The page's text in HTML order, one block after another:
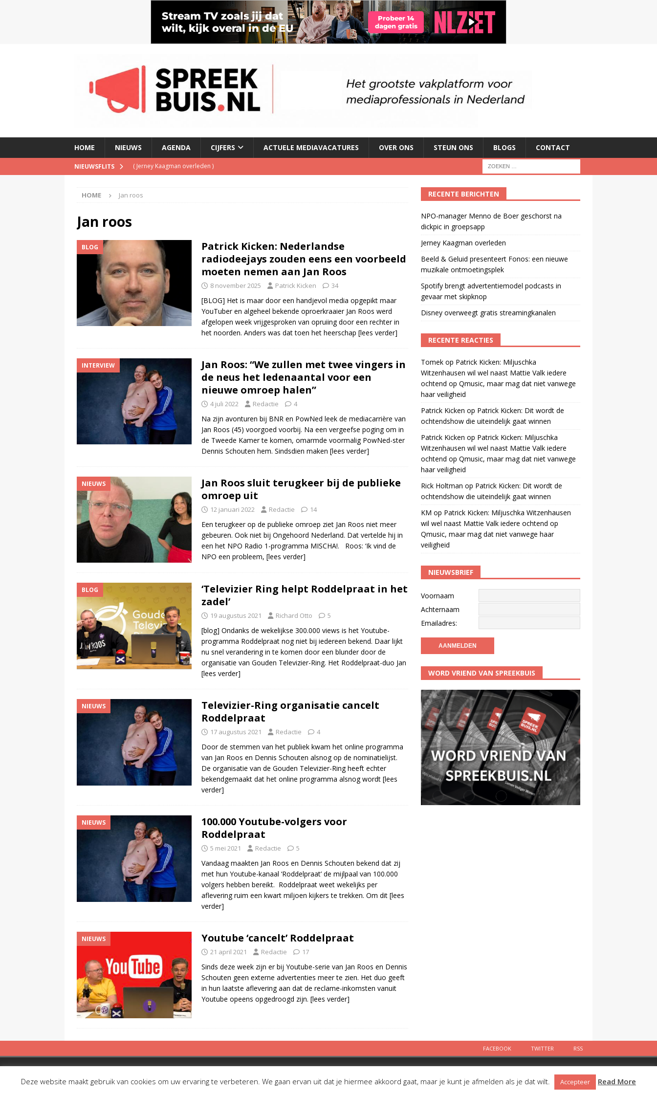
HOME NIEUWS AGENDA CIJFERS ACTUELE MEDIAVACATURES OVER ONS STEUN ONS BLOGS CONTACT
NIEUWSFLITS ( Jerney Kaagman overleden )
(Spotify brengt advertentiemodel podcasts in gevaar met skipknop
HOME Jan roos
Jan roos
BLOG
Patrick Kicken: Nederlandse
radiodeejays zouden eens een voorbeeld
moeten nemen aan Jan Roos
8 november 2025 Patrick Kicken 34
[BLOG] Het is maar door een handjevol media opgepikt maar
YouTuber en algeheel bekende oproerkraaier Jan Roos werd
afgelopen week vrijgesproken van opruiing door een rechter in
het noorden. Anders was dat toen het heerschap [lees verder]
INTERVIEW
Jan Roos: “We zullen met twee vingers in
de neus het ledenaantal voor een
nieuwe omroep halen”
4 juli 2022 Redactie 4
Na zijn avonturen bij BNR en PowNed leek de mediacarrière van
Jan Roos (45) voorgoed voorbij. Na een vergeefse poging om in
de Tweede Kamer te komen, omarmde voormalig PowNed-ster
Dennis Schouten hem. Sindsdien maken [lees verder]
NIEUWS
Jan Roos sluit terugkeer bij de publieke
omroep uit
12 januari 2022 Redactie 14
Een terugkeer op de publieke omroep ziet Jan Roos niet meer
gebeuren. Ook niet bij Ongehoord Nederland. Dat vertelde hij in
een het NPO Radio 1-programma MISCHA!. Roos: ‘Ik vind de
NPO een probleem, [lees verder]
BLOG
‘Televizier Ring helpt Roddelpraat in het
zadel’
19 augustus 2021 Richard Otto 5
[blog] Ondanks de wekelijkse 300.000 views is het Youtube-
programma Roddelpraat nog niet bij iedereen bekend. Daar lijkt
nu snel verandering in te komen door een blunder door de
organisatie van Gouden Televizier-Ring. Het Roddelpraat-duo Jan
[lees verder]
NIEUWS
Televizier-Ring organisatie cancelt
Roddelpraat
17 augustus 2021 Redactie 4
Door de stemmen van het publiek kwam het online programma
van Jan Roos en Dennis Schouten alsnog op de nominatielijst.
De organisatie van de Gouden Televizier-Ring heeft echter
bekendgemaakt dat het online programma alsnog wordt [lees
verder]
NIEUWS
100.000 Youtube-volgers voor
Roddelpraat
5 mei 2021 Redactie 5
Vandaag maakten Jan Roos en Dennis Schouten bekend dat zij
met hun Youtube-kanaal ‘Roddelpraat’ de mijlpaal van 100.000
volgers hebben bereikt. Roddelpraat weet wekelijks per
aflevering ruim een kwart miljoen kijkers te trekken. Om dit [lees
verder]
NIEUWS Youtube ‘cancelt’ Roddelpraat
21 april 2021 Redactie 17
Sinds deze week zijn er bij Youtube-serie van Jan Roos en Dennis
Schouten geen externe advertenties meer te zien. Het duo geeft
in hun laatste aflevering aan dat de reclame-inkomsten vanuit
Youtube opeens opgedroogd zijn. [lees verder]
RECENTE BERICHTEN
NPO-manager Menno de Boer geschorst na
dickpic in groepsapp
Jerney Kaagman overleden
Beeld & Geluid presenteert Fonos: een nieuwe
muzikale ontmoetingsplek
Spotify brengt advertentiemodel podcasts in
gevaar met skipknop
Disney overweegt gratis streamingkanalen
RECENTE REACTIES
Tomekop Patrick Kicken: Miljuschka
Witzenhausen wil wel naast Mattie Valk iedere
ochtend op Qmusic, maar mag dat niet vanwege
haar veiligheid
Patrick Kicken op Patrick Kicken: Dit wordt de
ochtendshow die uiteindelijk gaat winnen
Patrick Kicken op Patrick Kicken: Miljuschka
Witzenhausen wil wel naast Mattie Valk iedere
ochtend op Qmusic, maar mag dat niet vanwege
haar veiligheid
Rick Holtman op Patrick Kicken: Dit wordt de
ochtendshow die uiteindelijk gaat winnen
KM op Patrick Kicken: Miljuschka Witzenhausen
wil wel naast Mattie Valk iedere ochtend op
Qmusic, maar mag dat niet vanwege haar
veiligheid
NIEUWSBRIEF
Voornaam
Achternaam
Emailadres:
WORD VRIEND VAN SPREEKBUIS
FACEBOOK TWITTER RSS
Twitter RSS
Deze website maakt gebruik van cookies om uw ervaring te verbeteren. We gaan ervan uit dat je hiermee akkoord gaat, maar je kunt je afmelden als je dat wilt. Accepteer Read More